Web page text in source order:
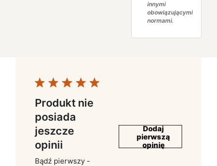
innymi
obowiązującymi
normami.
Produkt nie
posiada
jeszcze
opinii
Bądź pierwszy -
Dodaj
pierwszą
opinię